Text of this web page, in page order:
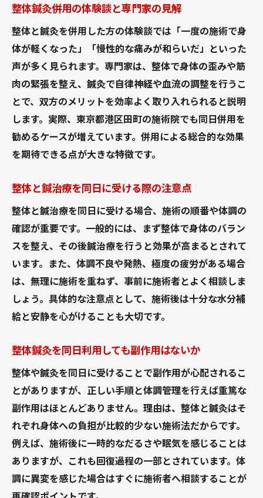
整体鍼灸併用の体験談と専門家の見解
整体と鍼灸を併用した方の体験談では「一度の施術で身
体が軽くなった」「慢性的な痛みが和らいだ」といった
声が多く見られます。専門家は、整体で身体の歪みや筋
肉の緊張を整え、鍼灸で自律神経や血流の調整を行うこ
とで、双方のメリットを効率よく取り入れられると説明
します。実際、東京都港区田町の施術院でも同日併用を
勧めるケースが増えています。併用による総合的な効果
を期待できる点が大きな特徴です。
整体と鍼治療を同日に受ける際の注意点
整体と鍼治療を同日に受ける場合、施術の順番や体調の
確認が重要です。一般的には、まず整体で身体のバラン
スを整え、その後鍼治療を行うと効果が高まるとされて
います。また、体調不良や発熱、極度の疲労がある場合
は、無理に施術を重ねず、事前に施術者とよく相談しま
しょう。具体的な注意点として、施術後は十分な水分補
給と安静を心がけることも大切です。
整体鍼灸を同日利用しても副作用はないか
整体や鍼灸を同日に受けることで副作用が心配されるこ
とがありますが、正しい手順と体調管理を行えば重篤な
副作用はほとんどありません。理由は、整体と鍼灸はそ
れぞれ身体への負担が比較的少ない施術法だからです。
例えば、施術後に一時的なだるさや眠気を感じることは
ありますが、これも回復過程の一部とされています。体
調に異変を感じた場合はすぐに施術者へ相談することが